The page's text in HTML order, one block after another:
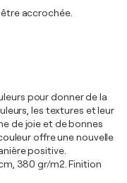
accrochée.
pour donner de la
les textures et leur
de joie et de bonnes
offre une nouvelle
positive.
380 gr/m2. Finition